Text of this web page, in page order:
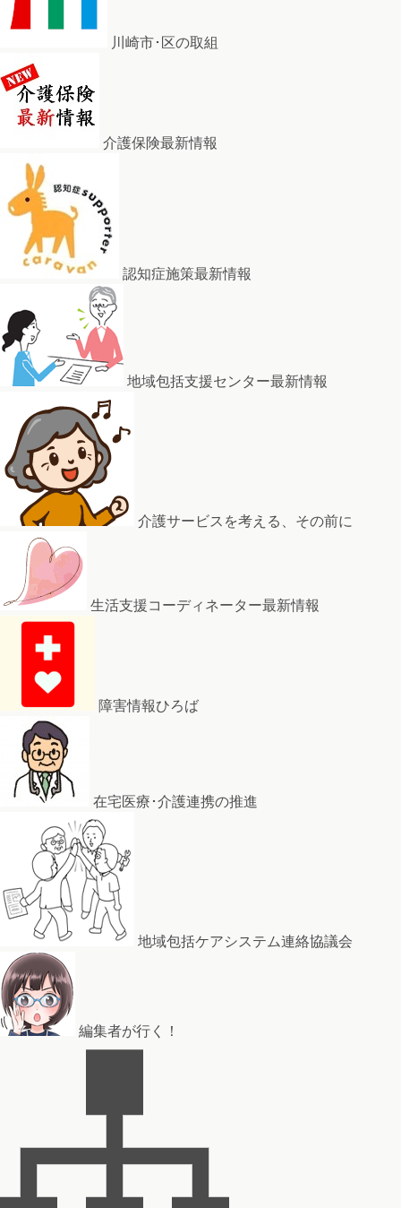
川崎市･区の取組
介護保険最新情報
認知症施策最新情報
地域包括支援センター最新情報
介護サービスを考える、その前に
生活支援コーディネーター最新情報
障害情報ひろば
在宅医療･介護連携の推進
地域包括ケアシステム連絡協議会
編集者が行く！